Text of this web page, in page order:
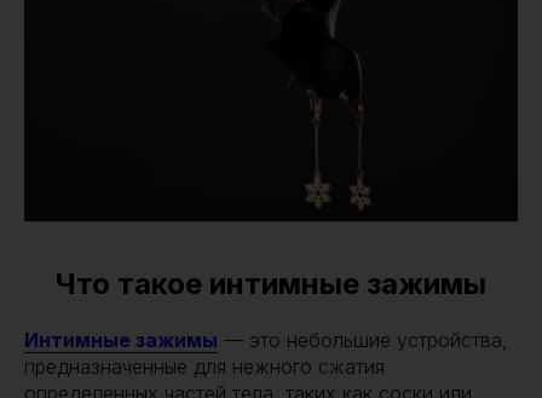
Что такое интимные зажимы
Интимные зажимы — это небольшие устройства,
предназначенные для нежного сжатия
определенных частей тела, таких как соски или